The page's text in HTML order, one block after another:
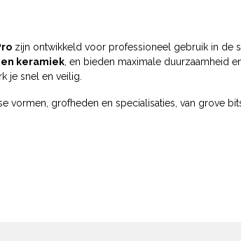
zijn ontwikkeld voor professioneel gebruik in de
keramiek , en bieden maximale duurzaamheid
je snel en veilig.
vormen, grofheden en specialisaties, van grove